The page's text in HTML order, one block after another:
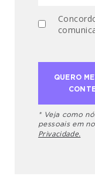
* Veja como
pessoais em
Privacidade.